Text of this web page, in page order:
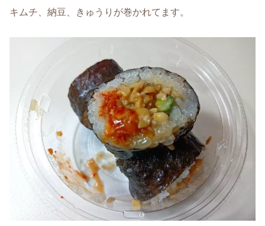
キムチ、納豆、きゅうりが巻かれてます。